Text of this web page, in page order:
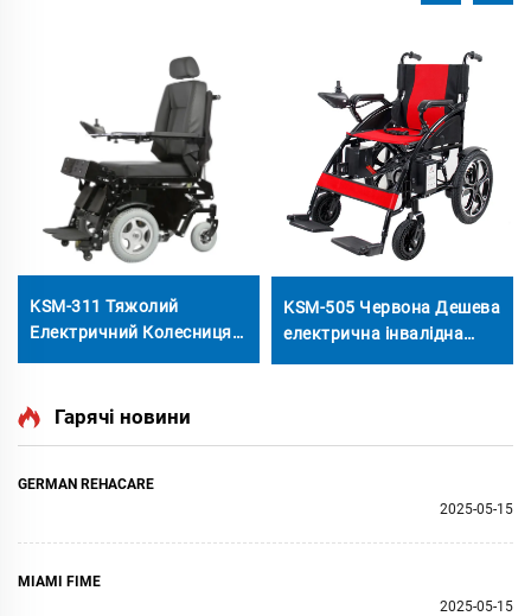
KSM-311 Тяжолий
Електричний Колесниця
Для Інвалідів З
Вгору І Вниз На
KSM-505 Червона Дешева
електрична інвалідна
Гарячі новини
GERMAN REHACARE
2025-05-15
MIAMI FIME
2025-05-15